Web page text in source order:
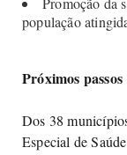
população
Próximos passos
Dos 38
Especial de